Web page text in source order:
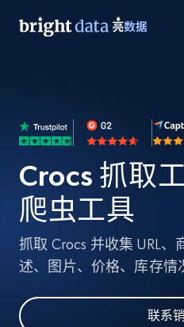
Crocs 抓取
爬虫工具
抓取 Crocs 并收集 URL
述、图片、价格、库存情
联系